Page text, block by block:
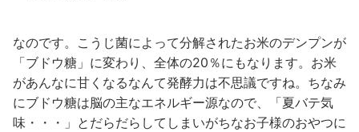
なのです。こうじ菌によって分解されたお米のデンプンが
「ブドウ糖」に変わり、全体の20％にもなります。お米
があんなに甘くなるなんて発酵力は不思議ですね。ちなみ
にブドウ糖は脳の主なエネルギー源なので、「夏バテ気
味・・・」とだらだらしてしまいがちなお子様のおやつに